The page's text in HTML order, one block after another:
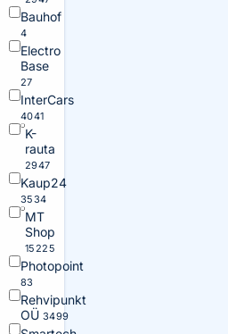
Bauhof
4
Electro
Base
27
InterCars
4041
K-
rauta
2947
Kaup24
3534
MT
Shop
15225
Photopoint
83
Rehvipunkt
OÜ 3499